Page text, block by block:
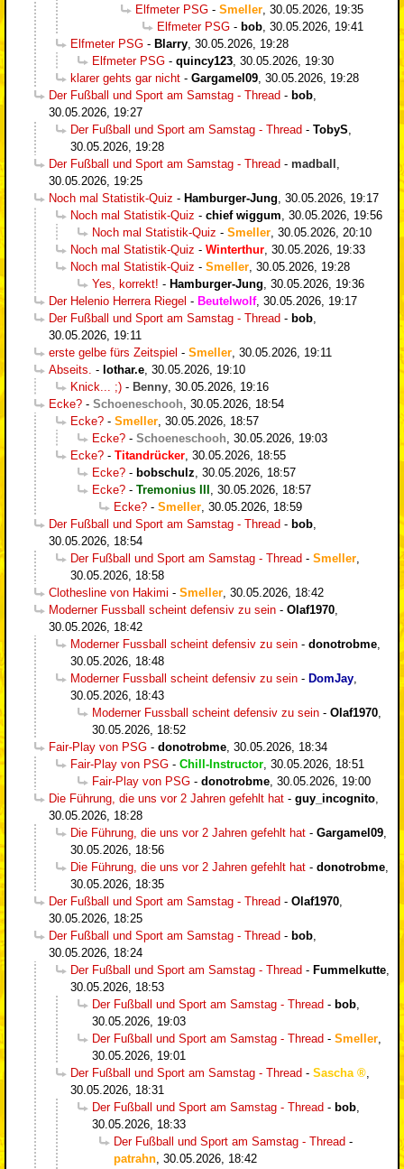
Elfmeter PSG - Smeller 30.05.2026, 19:35
Elfmeter PSG - bob 30.05.2026, 19:41
Elfmeter PSG - Blarry 30.05.2026, 19:28
Elfmeter PSG - quincy123 30.05.2026, 19:30
klarer gehts gar nicht - Gargamel09 30.05.2026, 19:28
Der Fußball und Sport am Samstag - Thread - bob
30.05.2026, 19:27
Der Fußball und Sport am Samstag - Thread - TobyS
30.05.2026, 19:28
Der Fußball und Sport am Samstag - Thread - madball
30.05.2026, 19:25
Noch mal Statistik-Quiz - Hamburger-Jung 30.05.2026, 19:17
Noch mal Statistik-Quiz - chief wiggum 30.05.2026, 19:56
Noch mal Statistik-Quiz - Smeller 30.05.2026, 20:10
Noch mal Statistik-Quiz - Winterthur 30.05.2026, 19:33
Noch mal Statistik-Quiz - Smeller 30.05.2026, 19:28
Yes, korrekt! - Hamburger-Jung 30.05.2026, 19:36
Der Helenio Herrera Riegel - Beutelwolf, 30.05.2026, 19:17
Der Fußball und Sport am Samstag - Thread - bob
30.05.2026, 19:11
erste gelbe fürs Zeitspiel - Smeller 30.05.2026, 19:11
Abseits. - lothar.e 30.05.2026, 19:10
Knick... ;) - Benny 30.05.2026, 19:16
Ecke? - Schoeneschooh 30.05.2026, 18:54
Ecke? - Smeller 30.05.2026, 18:57
Ecke? - Schoeneschooh 30.05.2026, 19:03
Ecke? - Titandrücker 30.05.2026, 18:55
Ecke? - bobschulz 30.05.2026, 18:57
Ecke? - Tremonius III
30.05.2026, 18:57
Ecke? - Smeller 30.05.2026, 18:59
Der Fußball und Sport am Samstag - Thread - bob
30.05.2026, 18:54
Der Fußball und Sport am Samstag - Thread - Smeller
30.05.2026, 18:58
Clothesline von Hakimi - Smeller 30.05.2026, 18:42
Moderner Fussball scheint defensiv zu sein - Olaf1970
30.05.2026, 18:42
Moderner Fussball scheint defensiv zu sein - donotrobme
30.05.2026, 18:48
Moderner Fussball scheint defensiv zu sein - DomJay
30.05.2026, 18:43
Moderner Fussball scheint defensiv zu sein - Olaf1970
30.05.2026, 18:52
Fair-Play von PSG - donotrobme 30.05.2026, 18:34
Fair-Play von PSG - Chill-Instructor 30.05.2026, 18:51
Fair-Play von PSG - donotrobme 30.05.2026, 19:00
Die Führung, die uns vor 2 Jahren gefehlt hat - guy_incognito
30.05.2026, 18:28
Die Führung, die uns vor 2 Jahren gefehlt hat - Gargamel09
30.05.2026, 18:56
Die Führung, die uns vor 2 Jahren gefehlt hat - donotrobme
30.05.2026, 18:35
Der Fußball und Sport am Samstag - Thread - Olaf1970
30.05.2026, 18:25
Der Fußball und Sport am Samstag - Thread - bob
30.05.2026, 18:24
Der Fußball und Sport am Samstag - Thread - Fummelkutte
30.05.2026, 18:53
Der Fußball und Sport am Samstag - Thread - bob
30.05.2026, 19:03
Der Fußball und Sport am Samstag - Thread - Smeller
30.05.2026, 19:01
Der Fußball und Sport am Samstag - Thread - Sascha
30.05.2026, 18:31
Der Fußball und Sport am Samstag - Thread - bob
30.05.2026, 18:33
Der Fußball und Sport am Samstag - Thread -
patrahn 30.05.2026, 18:42